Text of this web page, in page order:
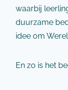
waarbij
duurzame
idee om
En zo is het